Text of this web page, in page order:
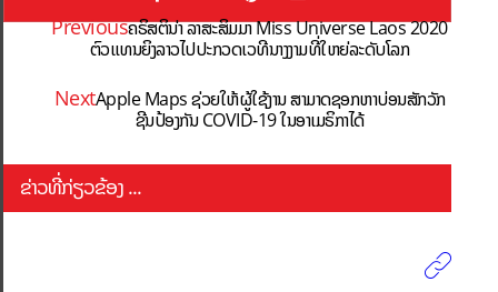
Previousຄຣິສຕິນ່າ ລາສະສິມມາ Miss Universe Laos 2020
ຕົວແທນຍິງລາວໄປປະກວດເວທີນາງງາມທີ່ໃຫຍ່ລະດັບໂລກ
NextApple Maps ຊ່ວຍໃຫ້ຜູ້ໃຊ້ງານ ສາມາດຊອກຫາບ່ອນສັກວັກ
ຊີນປ້ອງກັນ COVID-19 ໃນອາເມຣິກາໄດ້
ຂ່າວທີ່ກ່ຽວຂ້ອງ ...